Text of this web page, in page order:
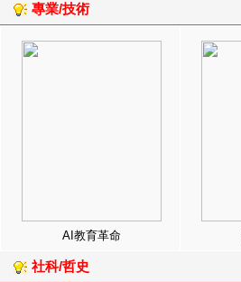
專業/技術
AI教育革命
社科/哲史